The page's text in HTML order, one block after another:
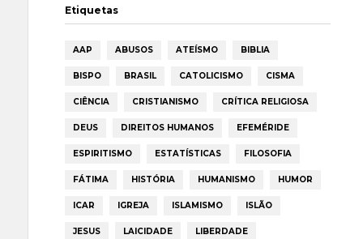
Etiquetas
AAP ABUSOS ATEÍSMO BIBLIA
BISPO BRASIL CATOLICISMO CISMA
CIÊNCIA CRISTIANISMO CRÍTICA RELIGIOSA
DEUS DIREITOS HUMANOS EFEMÉRIDE
ESPIRITISMO ESTATÍSTICAS FILOSOFIA
FÁTIMA HISTÓRIA HUMANISMO HUMOR
ICAR IGREJA ISLAMISMO ISLÃO
JESUS LAICIDADE LIBERDADE